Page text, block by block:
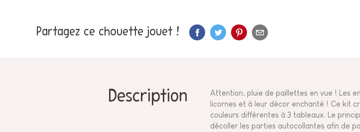
Partagez ce chouette jouet !
Description
Attention, pluie de paillettes en vue ! Les
licornes et à leur décor enchanté ! Ce kit
couleurs différentes à 3 tableaux. Le
décoller les parties autocollantes afin de